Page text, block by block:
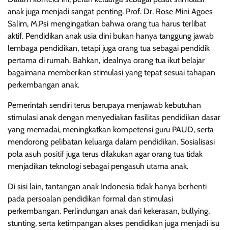
anak juga menjadi sangat penting. Prof. Dr. Rose Mini Agoes
Salim, M.Psi mengingatkan bahwa orang tua harus terlibat
aktif. Pendidikan anak usia dini bukan hanya tanggung jawab
lembaga pendidikan, tetapi juga orang tua sebagai pendidik
pertama di rumah. Bahkan, idealnya orang tua ikut belajar
bagaimana memberikan stimulasi yang tepat sesuai tahapan
perkembangan anak.
Pemerintah sendiri terus berupaya menjawab kebutuhan
stimulasi anak dengan menyediakan fasilitas pendidikan dasar
yang memadai, meningkatkan kompetensi guru PAUD, serta
mendorong pelibatan keluarga dalam pendidikan. Sosialisasi
pola asuh positif juga terus dilakukan agar orang tua tidak
menjadikan teknologi sebagai pengasuh utama anak.
Di sisi lain, tantangan anak Indonesia tidak hanya berhenti
pada persoalan pendidikan formal dan stimulasi
perkembangan. Perlindungan anak dari kekerasan, bullying,
stunting, serta ketimpangan akses pendidikan juga menjadi isu